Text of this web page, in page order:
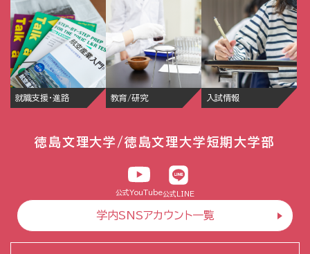
就職支援・進路 教育/研究 入試情報
徳島文理大学/徳島文理大学短期大学部
公式YouTube公式LINE
学内SNSアカウント一覧